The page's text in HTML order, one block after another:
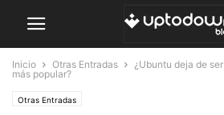
Inicio Otras Entradas
¿Ubuntu deja de
más popular?
Otras Entradas